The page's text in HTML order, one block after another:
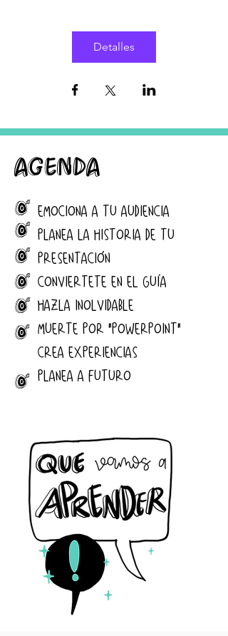
Detalles
agenda
J
J
J
J
J
J
J
EMOCIONA A TU AUDIENCIA
PLANEA LA HISTORIA DE TU
PRESENTACIÓN
CONVIERTETE EN EL GUÍA
HAZLA INOLVIDABLE
MUERTE POR "POWERPOINT"
CREA EXPERIENCIAS
PLANEA A FUTURO